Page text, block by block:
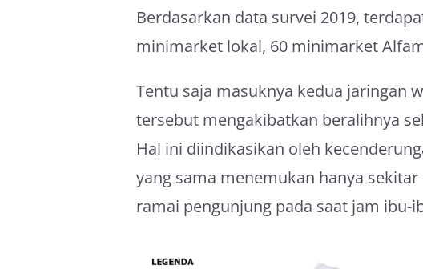
Berdasarkan data survei 2019,
minimarket lokal, 60 minimarket
Tentu saja masuknya kedua jaringan
tersebut mengakibatkan beralihnya
Hal ini diindikasikan oleh
yang sama menemukan hanya
ramai pengunjung pada saat jam ibu-